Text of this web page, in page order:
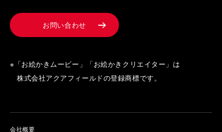
お問い合わせ
※「お絵かきムービー」「お絵かきクリエイター」は
株式会社アクアフィールドの登録商標です。
会社概要